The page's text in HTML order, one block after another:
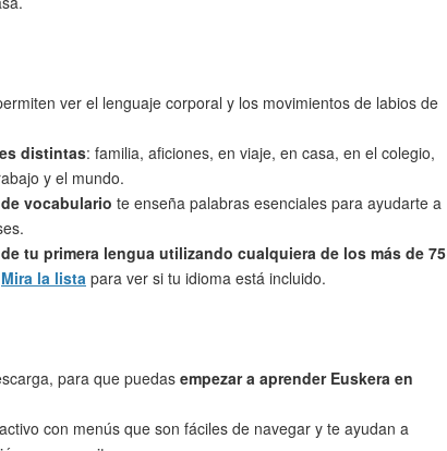
ver el lenguaje corporal y los movimientos de labios de
distintas: familia, aficiones, en viaje, en casa, en el colegio,
y el mundo.
vocabulario te enseña palabras esenciales para ayudarte a
tu primera lengua utilizando cualquiera de los más de 75
Mira la lista para ver si tu idioma está incluido.
para que puedasempezar a aprender Euskera en
con menús que son fáciles de navegar y te ayudan a